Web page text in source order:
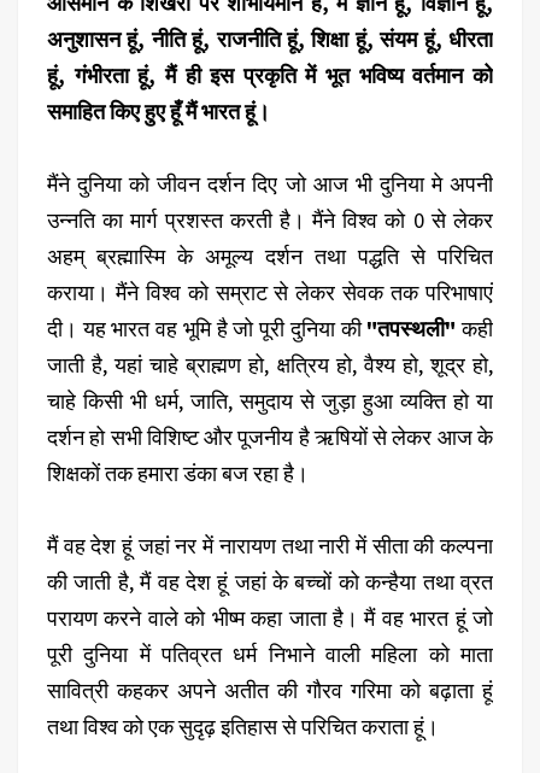
अनुशासन हूं, नीति हूं, राजनीति हूं, शिक्षा हूं, संयम हूं, धीरता
हूं, गंभीरता हूं, मैं ही इस प्रकृति में भूत भविष्य वर्तमान को
समाहित किए हुए हूँ मैं भारत हूं।
मैंने दुनिया को जीवन दर्शन दिए जो आज भी दुनिया मे अपनी
उन्नति का मार्ग प्रशस्त करती है। मैंने विश्व को 0 से लेकर
अहम् ब्रह्मास्मि के अमूल्य दर्शन तथा पद्धति से परिचित
कराया। मैंने विश्व को सम्राट से लेकर सेवक तक परिभाषाएं
दी। यह भारत वह भूमि है जो पूरी दुनिया की"तपस्थली" कही
जाती है, यहां चाहे ब्राह्मण हो, क्षत्रिय हो, वैश्य हो, शूद्र हो,
चाहे किसी भी धर्म, जाति, समुदाय से जुड़ा हुआ व्यक्ति हो या
दर्शन हो सभी विशिष्ट और पूजनीय है ऋषियों से लेकर आज के
शिक्षकों तक हमारा डंका बज रहा है।
मैं वह देश हूं जहां नर में नारायण तथा नारी में सीता की कल्पना
की जाती है, मैं वह देश हूं जहां के बच्चों को कन्हैया तथा व्रत
परायण करने वाले को भीष्म कहा जाता है। मैं वह भारत हूं जो
पूरी दुनिया में पतिव्रत धर्म निभाने वाली महिला को माता
सावित्री कहकर अपने अतीत की गौरव गरिमा को बढ़ाता हूं
तथा विश्व को एक सुदृढ़ इतिहास से परिचित कराता हूं।